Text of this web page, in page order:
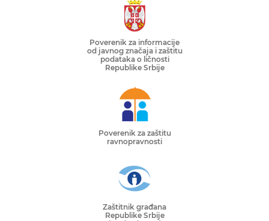
Poverenik za informacije
od javnog značaja i zaštitu
podataka o ličnosti
Republike Srbije
Poverenik za zaštitu
ravnopravnosti
Zaštitnik građana
Republike Srbije